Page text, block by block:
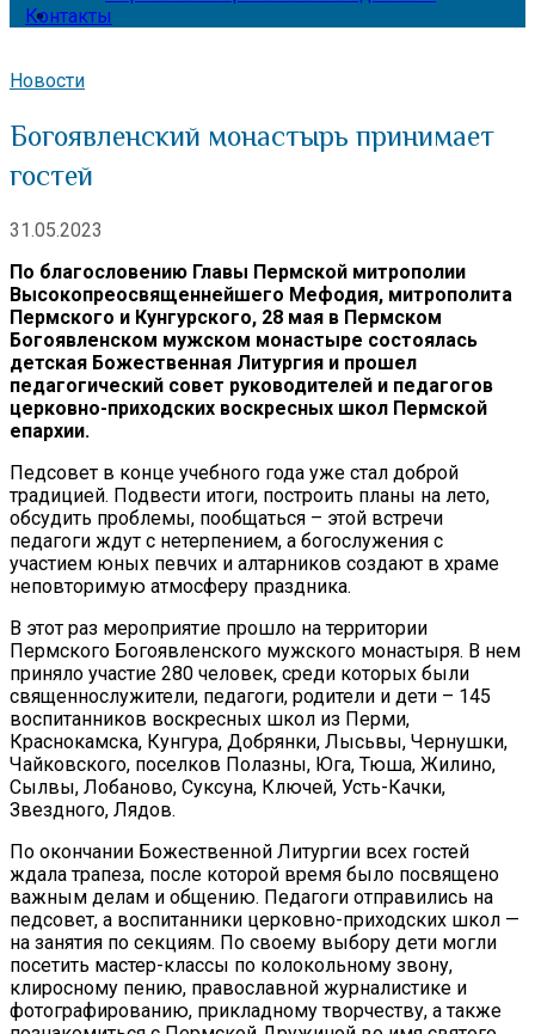
Контакты
Новости
Богоявленский монастырь принимает
гостей
31.05.2023
По благословению Главы Пермской митрополии
Высокопреосвященнейшего Мефодия, митрополита
Пермского и Кунгурского, 28 мая в Пермском
Богоявленском мужском монастыре состоялась
детская Божественная Литургия и прошел
педагогический совет руководителей и педагогов
церковно-приходских воскресных школ Пермской
епархии.
Педсовет в конце учебного года уже стал доброй
традицией. Подвести итоги, построить планы на лето,
обсудить проблемы, пообщаться – этой встречи
педагоги ждут с нетерпением, а богослужения с
участием юных певчих и алтарников создают в храме
неповторимую атмосферу праздника.
В этот раз мероприятие прошло на территории
Пермского Богоявленского мужского монастыря. В нем
приняло участие 280 человек, среди которых были
священнослужители, педагоги, родители и дети – 145
воспитанников воскресных школ из Перми,
Краснокамска, Кунгура, Добрянки, Лысьвы, Чернушки,
Чайковского, поселков Полазны, Юга, Тюша, Жилино,
Сылвы, Лобаново, Суксуна, Ключей, Усть-Качки,
Звездного, Лядов.
По окончании Божественной Литургии всех гостей
ждала трапеза, после которой время было посвящено
важным делам и общению. Педагоги отправились на
педсовет, а воспитанники церковно-приходских школ —
на занятия по секциям. По своему выбору дети могли
посетить мастер-классы по колокольному звону,
клиросному пению, православной журналистике и
фотографированию, прикладному творчеству, а также